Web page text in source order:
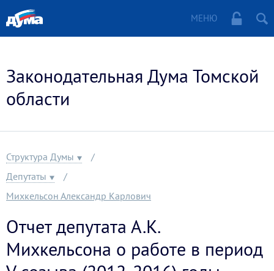
МЕНЮ
Законодательная Дума Томской
области
Структура Думы
Депутаты
Михкельсон Александр Карлович
Отчет депутата А.К.
Михкельсона о работе в период